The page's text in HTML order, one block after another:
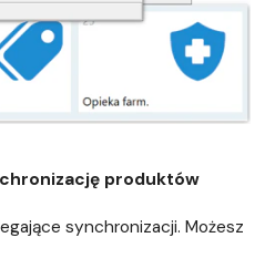
produktów
synchronizacji. Możesz